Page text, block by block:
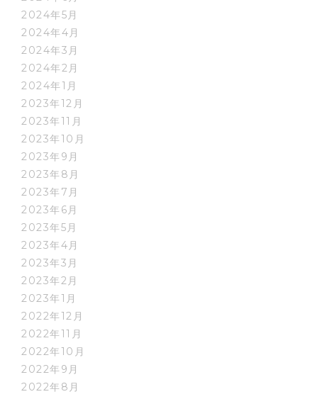
2024年5月
2024年4月
2024年3月
2024年2月
2024年1月
2023年12月
2023年11月
2023年10月
2023年9月
2023年8月
2023年7月
2023年6月
2023年5月
2023年4月
2023年3月
2023年2月
2023年1月
2022年12月
2022年11月
2022年10月
2022年9月
2022年8月